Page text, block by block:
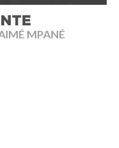
MPANÉ